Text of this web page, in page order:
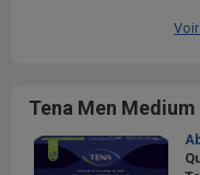
Tena Men